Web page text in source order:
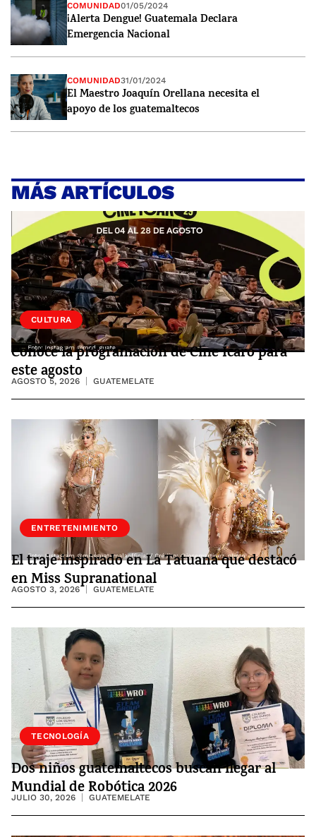
COMUNIDAD01/05/2024
¡Alerta Dengue! Guatemala Declara
Emergencia Nacional
COMUNIDAD31/01/2024
El Maestro Joaquín Orellana necesita el
apoyo de los guatemaltecos
MÁS ARTÍCULOS
CULTURA
Conoce la programación de Cine Ícaro para
este agosto
AGOSTO 5, 2026 GUATEMELATE
ENTRETENIMIENTO
El traje inspirado en La Tatuana que destacó
en Miss Supranational
AGOSTO 3, 2026 GUATEMELATE
SOCIEDAD
TECNOLOGÍA
Dos niños guatemaltecos buscan llegar al
Mundial de Robótica 2026
JULIO 30, 2026 GUATEMELATE